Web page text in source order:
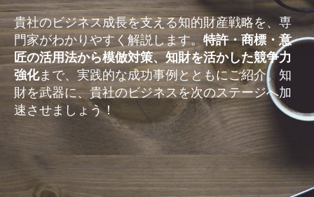
貴社のビジネス成長を支える知的財産戦略を、専
門家がわかりやすく解説します。特許・商標・意
匠の活用法から模倣対策、知財を活かした競争力
強化まで、実践的な成功事例とともにご紹介。知
財を武器に、貴社のビジネスを次のステージへ加
速させましょう！